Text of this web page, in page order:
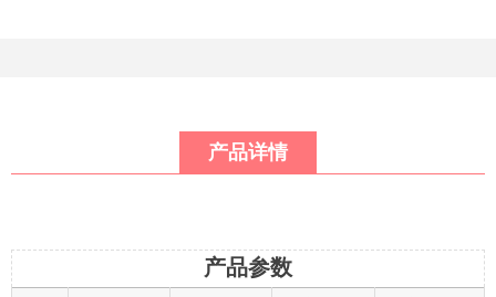
产品详情
产品参数